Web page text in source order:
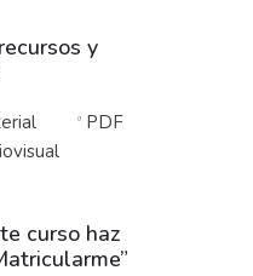
y
PDF
curso haz